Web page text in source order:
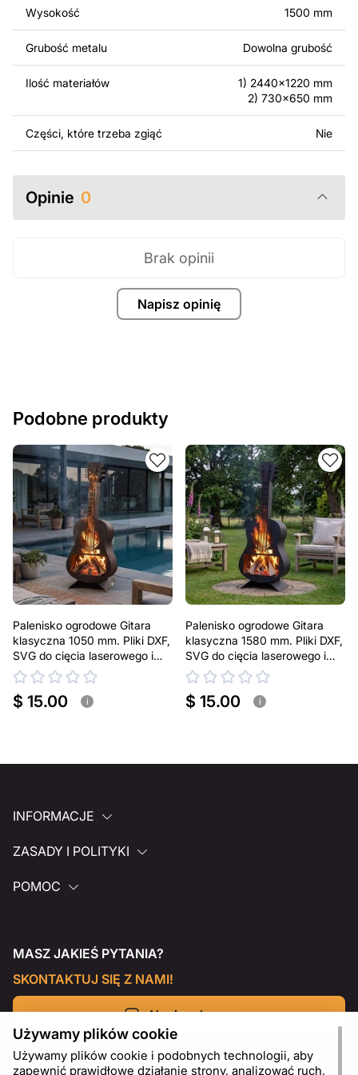
surowo zabronione.
Za dodatkową opłatą możemy dostosować projekt
poprzez dodanie tekstu, obrazów lub logo Twojej firmy
albo wprowadzenie innych modyfikacji według Twoich
potrzeb. Jeśli potrzebujesz indywidualnego projektu
metalowego produktu, skontaktuj się z nami.
Jeśli masz jakiekolwiek pytania lub potrzebujesz
Wysokość 1500 mm
Grubość metalu Dowolna grubość
Ilość materiałów
1) 2440x1220 mm
2) 730x650 mm
Części, które trzeba zgiąć Nie
Opinie 0
Napisz opinię
Brak opinii
Podobne produkty
Palenisko ogrodowe Gitara
klasyczna 1050 mm. Pliki DXF,
SVG do cięcia laserowego i
plazmowego
$ 15.00 i
Palenisko ogrodowe Gitara
klasyczna 1580 mm. Pliki DXF,
SVG do cięcia laserowego i
plazmowego
$ 15.00 i
INFORMACJE
ZASADY I POLITYKI
POMOC
MASZ JAKIEŚ PYTANIA?
SKONTAKTUJ SIĘ Z NAMI!
Napisz do nas
Używamy plików cookie
Używamy plików cookie i podobnych technologii, aby
zapewnić prawidłowe działanie strony, analizować ruch,